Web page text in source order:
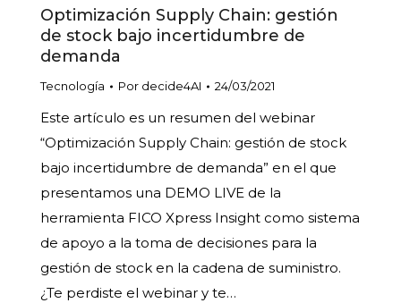
Optimización Supply Chain: gestión
de stock bajo incertidumbre de
demanda
Tecnología Por decide4AI 24/03/2021
Este artículo es un resumen del webinar
“Optimización Supply Chain: gestión de stock
bajo incertidumbre de demanda” en el que
presentamos una DEMO LIVE de la
herramienta FICO Xpress Insight como sistema
de apoyo a la toma de decisiones para la
gestión de stock en la cadena de suministro.
¿Te perdiste el webinar y te…